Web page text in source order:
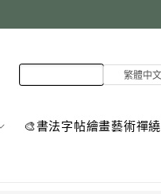
🎨書法字帖繪畫藝術禪繞